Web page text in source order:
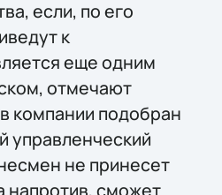
если, по его
к
еще одним
отмечают
компании подобран
управленческий
не принесет